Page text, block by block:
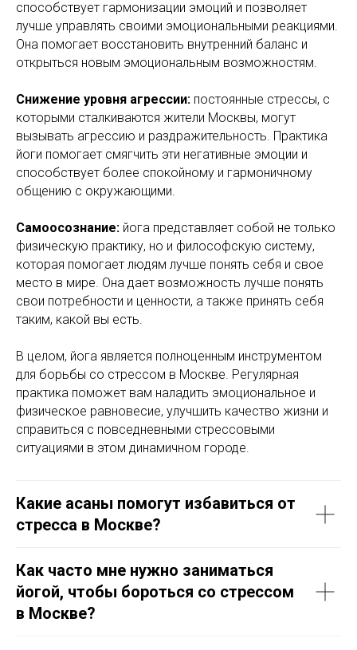
способствует гармонизации эмоций и позволяет
лучше управлять своими эмоциональными реакциями.
Она помогает восстановить внутренний баланс и
открыться новым эмоциональным возможностям.
Снижение уровня агрессии: постоянные стрессы, с
которыми сталкиваются жители Москвы, могут
вызывать агрессию и раздражительность. Практика
йоги помогает смягчить эти негативные эмоции и
способствует более спокойному и гармоничному
общению с окружающими.
Самоосознание: йога представляет собой не только
физическую практику, но и философскую систему,
которая помогает людям лучше понять себя и свое
место в мире. Она дает возможность лучше понять
свои потребности и ценности, а также принять себя
таким, какой вы есть.
В целом, йога является полноценным инструментом
для борьбы со стрессом в Москве. Регулярная
практика поможет вам наладить эмоциональное и
физическое равновесие, улучшить качество жизни и
справиться с повседневными стрессовыми
ситуациями в этом динамичном городе.
Какие асаны помогут избавиться от
стресса в Москве?
Как часто мне нужно заниматься
йогой, чтобы бороться со стрессом
в Москве?